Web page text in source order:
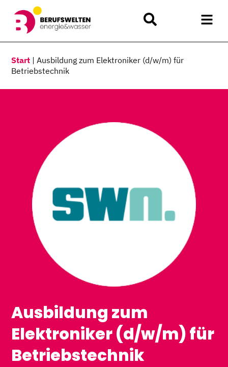
Start |Ausbildung zum Elektroniker (d/w/m) für
Betriebstechnik
Ausbildung zum
Elektroniker (d/w/m) für
Betriebstechnik